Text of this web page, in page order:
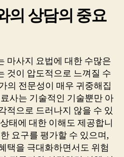
의 상담의 중요
마사지 요법에 대한 수많은
것이 압도적으로 느껴질 수
의 전문성이 매우 귀중해집
사는 기술적인 기술뿐만 아
적으로 드러나지 않을 수 있
태에 대한 이해도 제공합니
요구를 평가할 수 있으며,
택을 극대화하면서도 위험